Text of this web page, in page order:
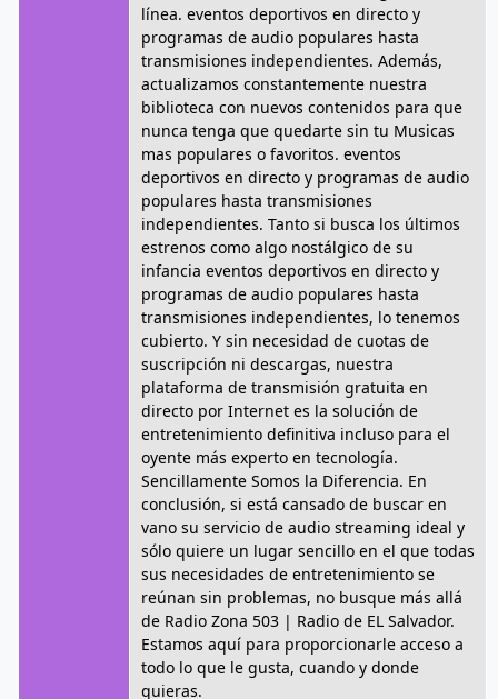
línea. eventos deportivos en directo y
programas de audio populares hasta
transmisiones independientes. Además,
actualizamos constantemente nuestra
biblioteca con nuevos contenidos para que
nunca tenga que quedarte sin tu Musicas
mas populares o favoritos. eventos
deportivos en directo y programas de audio
populares hasta transmisiones
independientes. Tanto si busca los últimos
estrenos como algo nostálgico de su
infancia eventos deportivos en directo y
programas de audio populares hasta
transmisiones independientes, lo tenemos
cubierto. Y sin necesidad de cuotas de
suscripción ni descargas, nuestra
plataforma de transmisión gratuita en
directo por Internet es la solución de
entretenimiento definitiva incluso para el
oyente más experto en tecnología.
Sencillamente Somos la Diferencia. En
conclusión, si está cansado de buscar en
vano su servicio de audio streaming ideal y
sólo quiere un lugar sencillo en el que todas
sus necesidades de entretenimiento se
reúnan sin problemas, no busque más allá
de Radio Zona 503 | Radio de EL Salvador.
Estamos aquí para proporcionarle acceso a
todo lo que le gusta, cuando y donde
quieras.